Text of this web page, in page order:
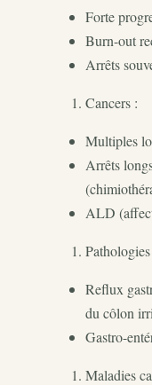
Forte
Burn-out
Arrêts
Cancers :
Multiples
Arrêts
ALD
Reflux
du côlon
Gastro-
Maladies